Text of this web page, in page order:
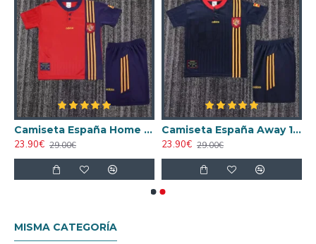
Camiseta España Home 1996 Niño Retro
23.90€ 29.00€
Camiseta España Away 1996 Niño Retro
23.90€ 29.00€
MISMA CATEGORÍA